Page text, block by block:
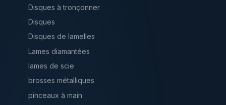
Disques à tronçonner
Disques
Disques de lamelles
Lames diamantées
lames de scie
brosses métalliques
pinceaux à main